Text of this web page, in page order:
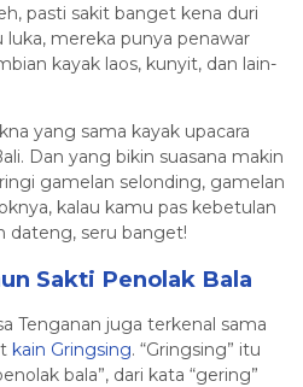
pasti sakit banget kena duri
luka, mereka punya penawar
kayak laos, kunyit, dan lain-
yang sama kayak upacara
Dan yang bikin suasana makin
gamelan selonding, gamelan
kalau kamu pas kebetulan
dateng, seru banget!
Sakti Penolak Bala
Tenganan juga terkenal sama
kain Gringsing. “Gringsing” itu
bala”, dari kata “gering”